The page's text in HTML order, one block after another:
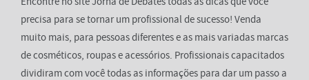
precisa para se tornar um profissional de sucesso! Venda
muito mais, para pessoas diferentes e as mais variadas marcas
de cosméticos, roupas e acessórios. Profissionais capacitados
dividiram com você todas as informações para dar um passo a